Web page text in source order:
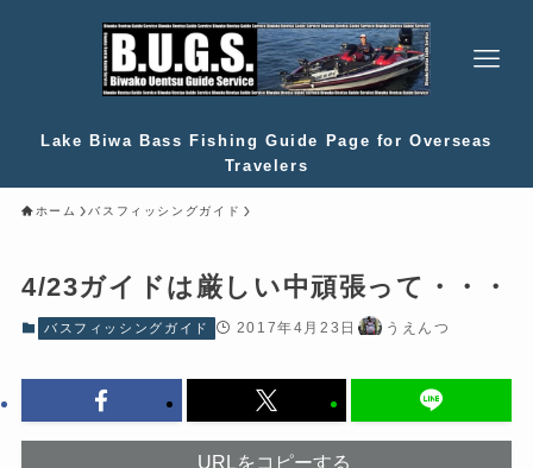
Lake Biwa Bass Fishing Guide Page for Overseas
Travelers
ホーム バスフィッシングガイド
4/23ガイドは厳しい中頑張って・・・
バスフィッシングガイド 2017年4月23日 うえんつ
URLをコピーする